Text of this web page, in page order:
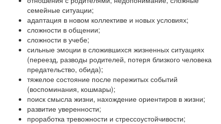
семейные ситуации;
адаптация в новом коллективе и новых условиях;
сложности в общении;
сложности в учебе;
сильные эмоции в сложившихся жизненных ситуациях
(переезд, разводы родителей, потеря близкого человека
предательство, обида);
тяжелое состояние после пережитых событий
(воспоминания, кошмары);
поиск смысла жизни, нахождение ориентиров в жизни;
развитие уверенности;
проработка тревожности и стрессоустойчивости;